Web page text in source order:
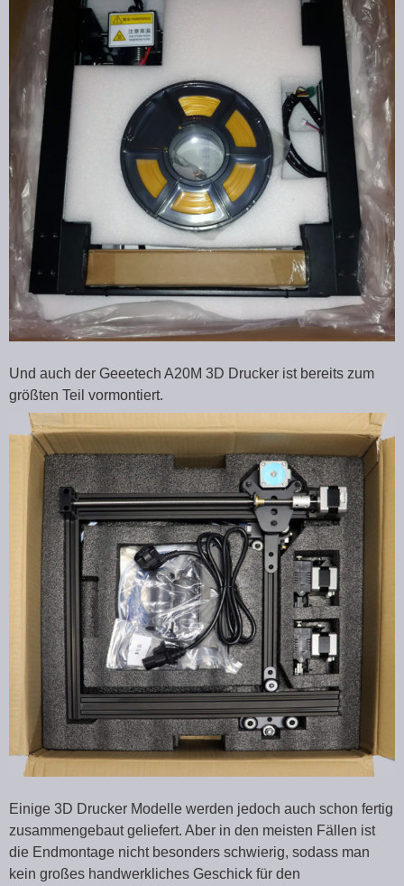
Und auch der Geeetech A20M 3D Drucker ist bereits zum
größten Teil vormontiert.
Einige 3D Drucker Modelle werden jedoch auch schon fertig
zusammengebaut geliefert. Aber in den meisten Fällen ist
die Endmontage nicht besonders schwierig, sodass man
kein großes handwerkliches Geschick für den